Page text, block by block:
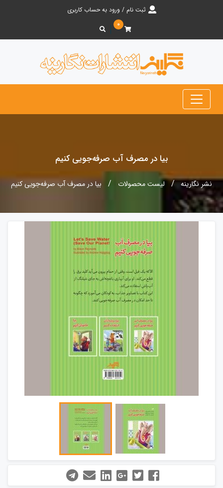
ثبت نام / ورود به حساب کاربری
۰
بیا در مصرف آب صرفه‌جویی کنیم
نشر نگارینه لیست محصولات بیا در مصرف آب صرفه‌جویی کنیم